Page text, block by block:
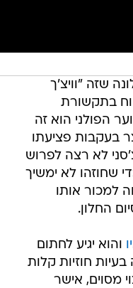
שזה "וויצ'ך
בתקשורת
הפולני הוא זה
בעקבות פציעתו
לא רצה לפרוש
כדי שחוזהו לא ימשיך
למכור אותו
החלון.
והוא יגיע לחתום
חוזיות קלות
מסוים, אישר